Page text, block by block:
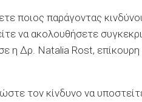
ποιος παράγοντας
να ακολουθήσετε
η Δρ. Natalia Rost,
τον κίνδυνο να